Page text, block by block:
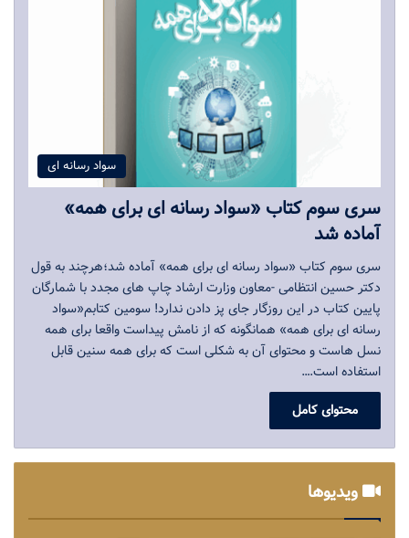
سواد رسانه ای
سری سوم کتاب «سواد رسانه ای برای همه»
آماده شد
سری سوم کتاب «سواد رسانه ای برای همه» آماده شد؛هرچند به قول
دکتر حسین انتظامی -معاون وزارت ارشاد چاپ های مجدد با شمارگان
پایین کتاب در این روزگار جای پز دادن ندارد! سومین کتابم«سواد
رسانه ای برای همه» همانگونه که از نامش پیداست واقعا برای همه
نسل هاست و محتوای آن به شکلی است که برای همه سنین قابل
استفاده است.…
محتوای کامل
ویدیوها